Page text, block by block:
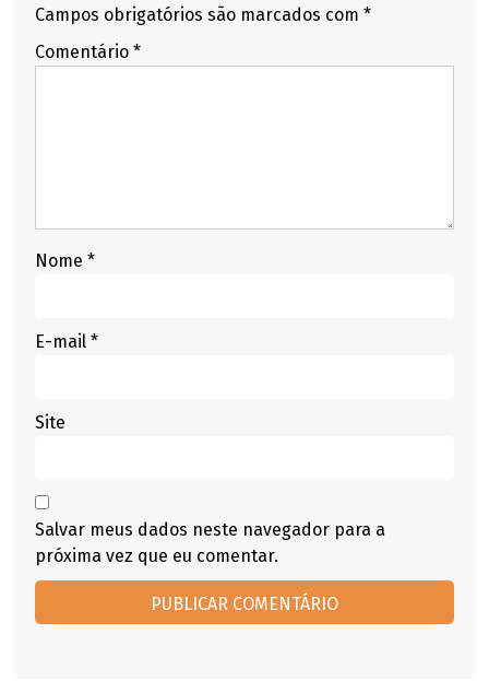
Campos obrigatórios são marcados com *
Comentário *
Nome *
E-mail *
Site
Salvar meus dados neste navegador para a
próxima vez que eu comentar.